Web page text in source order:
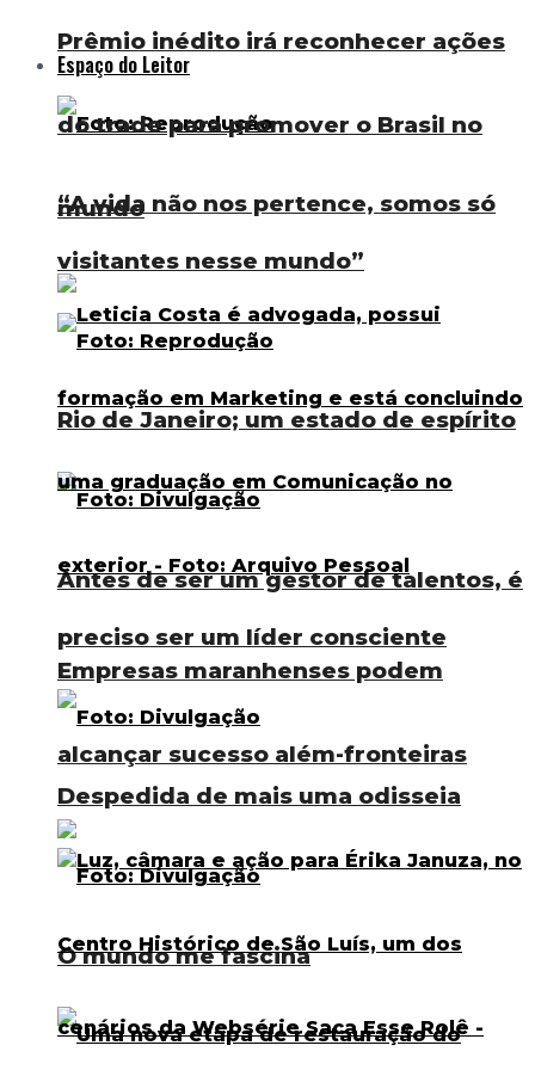
Espaço do Leitor
“A vida não nos pertence, somos só
visitantes nesse mundo”
Rio de Janeiro; um estado de espírito
Antes de ser um gestor de talentos, é
preciso ser um líder consciente
Despedida de mais uma odisseia
O mundo me fascina
Prêmio inédito irá reconhecer ações
do trade para promover o Brasil no
mundo
Empresas maranhenses podem
alcançar sucesso além-fronteiras